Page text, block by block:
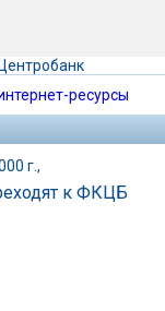
Центробанк
ресурсы
г.,
к ФКЦБ